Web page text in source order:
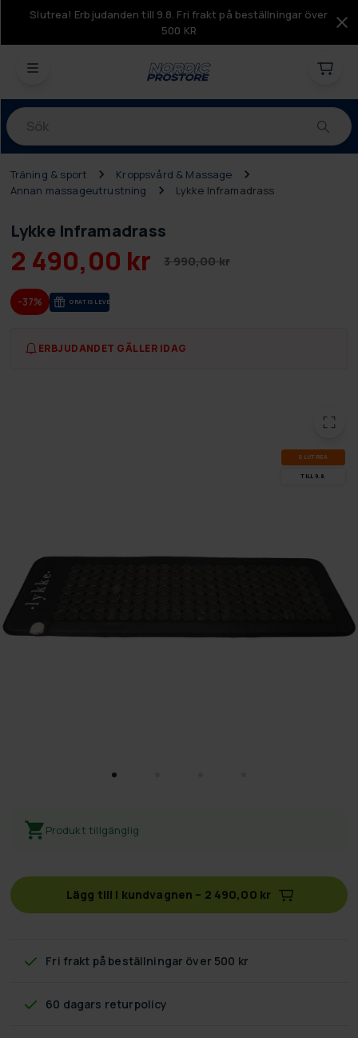
Slutrea! Erbjudanden till 9.8. Fri frakt på beställningar över
500 KR
Produkter
Träning & sport
Kroppsvård & Massage
Annan massageutrustning
Lykke Inframadrass
Lykke Inframadrass
2 490,00 kr 3 990,00 kr
-37% GRA­TIS LE­VE­RANS
ERBJUDANDET GÄLLER IDAG
SLUT­REA
TILL 9.8.
Produkt tillgänglig
Lägg till i kundvagnen – 2 490,00 kr
Fri frakt på beställningar över 500 kr
60 dagars returpolicy